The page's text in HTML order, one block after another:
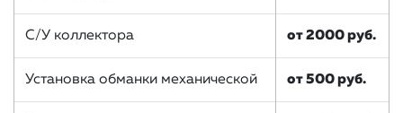
С/У коллектора от 2000 руб.
Установка обманки механической от 500 руб.